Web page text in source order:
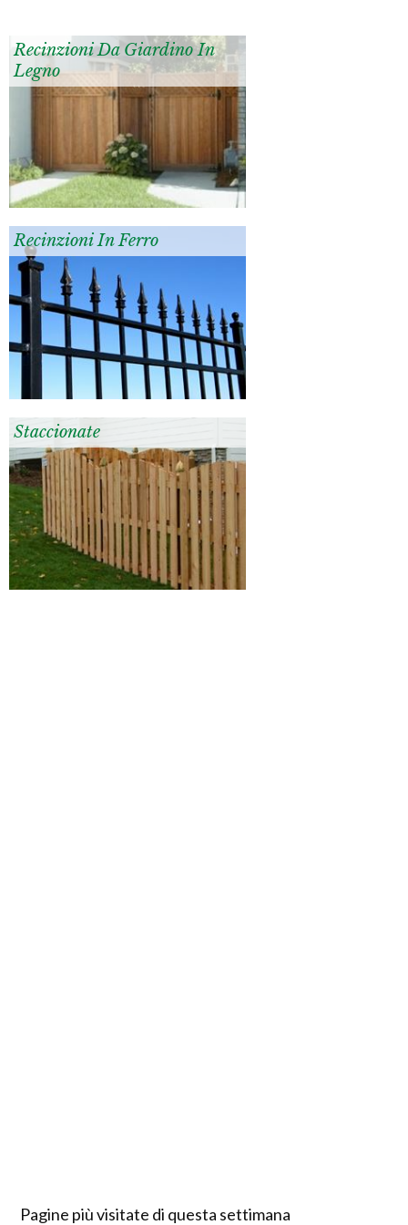
Recinzioni Da Giardino In
Legno
Recinzioni In Ferro
Staccionate
Pagine più visitate di questa settimana